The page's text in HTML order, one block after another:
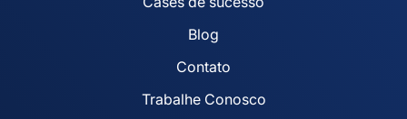
Blog
Contato
Trabalhe Conosco